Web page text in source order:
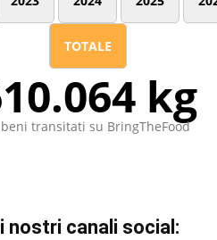
TOTALE
kg
transitati su BringTheFood
nostri canali social: